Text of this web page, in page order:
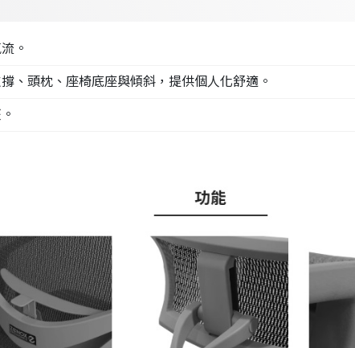
。
、頭枕、座椅底座與傾斜，提供個人化舒適。